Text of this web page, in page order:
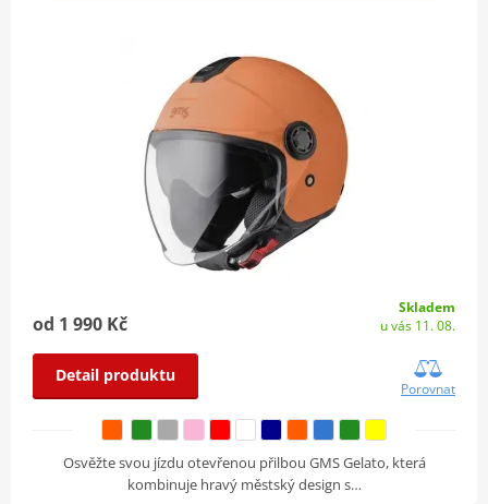
od 1 990 Kč
Skladem
u vás 11. 08.
Detail produktu
Porovnat
Osvěžte svou jízdu otevřenou přilbou GMS Gelato, která
kombinuje hravý městský design s…